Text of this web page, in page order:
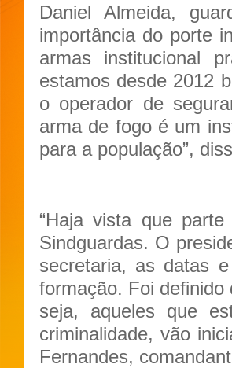
Daniel Almeida,
importância do porte
armas institucional
estamos desde 2012
o operador de
arma de fogo é um
para a população”,
“Haja vista que
Sindguardas. O
secretaria, as datas
formação. Foi definido
seja, aqueles que
criminalidade, vão
Fernandes,